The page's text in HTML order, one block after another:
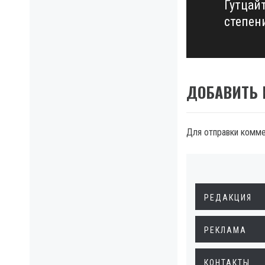
Next
post:
ДОБАВИТЬ
Для отправки
РЕДАКЦИЯ
РЕКЛАМА
КОНТАКТЫ